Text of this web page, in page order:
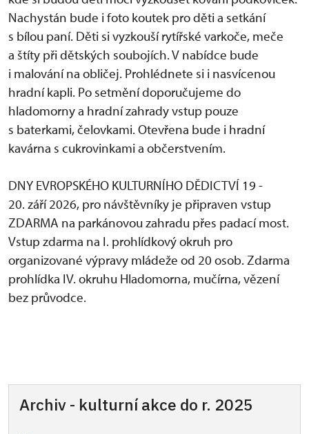
Nachystán bude i foto koutek pro děti a setkání
s bílou paní. Děti si vyzkouší rytířské varkoče, meče
a štíty při dětských soubojích. V nabídce bude
i malování na obličej. Prohlédnete si i nasvícenou
hradní kapli. Po setmění doporučujeme do
hladomorny a hradní zahrady vstup pouze
s baterkami, čelovkami. Otevřena bude i hradní
kavárna s cukrovinkami a občerstvením.
DNY EVROPSKÉHO KULTURNÍHO DĚDICTVÍ 19 -
20. září 2026, pro návštěvníky je připraven vstup
ZDARMA na parkánovou zahradu přes padací most.
Vstup zdarma na I. prohlídkový okruh pro
organizované výpravy mládeže od 20 osob. Zdarma
prohlídka IV. okruhu Hladomorna, mučírna, vězení
bez průvodce.
Archiv - kulturní akce do r. 2025